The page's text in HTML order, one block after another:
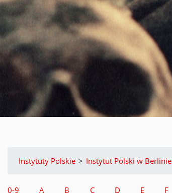
Instytuty Polskie > Instytut Polski w Berlinie
0-9 A B C D E F